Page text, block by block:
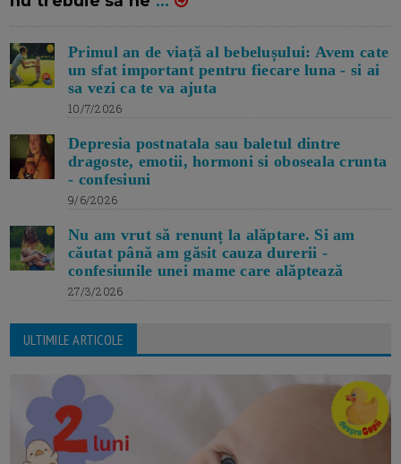
Primul an de viață al bebelușului: Avem cate
un sfat important pentru fiecare luna - si ai
sa vezi ca te va ajuta
10/7/2026
Depresia postnatala sau baletul dintre
dragoste, emotii, hormoni si oboseala crunta
- confesiuni
9/6/2026
Nu am vrut să renunț la alăptare. Si am
căutat până am găsit cauza durerii -
confesiunile unei mame care alăptează
27/3/2026
ULTIMILE ARTICOLE